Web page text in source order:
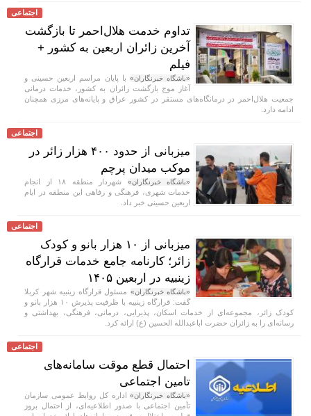
اجتماعی
تداوم خدمت هلال‌احمر تا بازگشت
آخرین زائران اربعین به کشور +
فیلم
«باشگاه خبرنگاران» با پایان مراسم اربعین حسینی و
آغاز موج بازگشت زائران به کشور، خدمات درمانی
جمعیت هلال‌احمر در درمانگاه‌های مستقر در کشور عراق و پایانه‌های مرزی همچنان
ادامه دارد.
اجتماعی
میزبانی از حدود ۴۰۰ هزار زائر در
موکب میدان پرچم
«باشگاه خبرنگاران»
شهردار منطقه ۱۸ از انجام
خدمات شهری، فرهنگی و رفاهی این منطقه در ایام
اربعین حسینی خبر داد.
اجتماعی
میزبانی از ۱۰ هزار بانو و کودک
زائر؛ کارنامه جامع خدمات قرارگاه
زینبیه در اربعین ۱۴۰۵
«باشگاه خبرنگاران» مسئول قرارگاه زینبیه شهر کربلا
گفت: قرارگاه زینبیه با ظرفیت پذیرش ۱۰ هزار بانو و
کودک زائر، مجموعه‌ای از خدمات اسکان، پذیرایی، درمانی، فرهنگی، بهداشتی و
رسانه‌ای را به زائران حضرت اباعبدالله الحسین (ع) ارائه کرد.
اجتماعی
احتمال قطع موقت سامانه‌های
تامین اجتماعی
«باشگاه خبرنگاران»اداره کل روابط عمومی سازمان
تأمین اجتماعی با صدور اطلاعیه‌ای، از احتمال بروز